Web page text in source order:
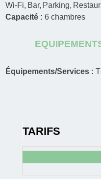
Wi-Fi Bar Parking
Capacité :6 chambres
Équipements/Services :
TARIFS